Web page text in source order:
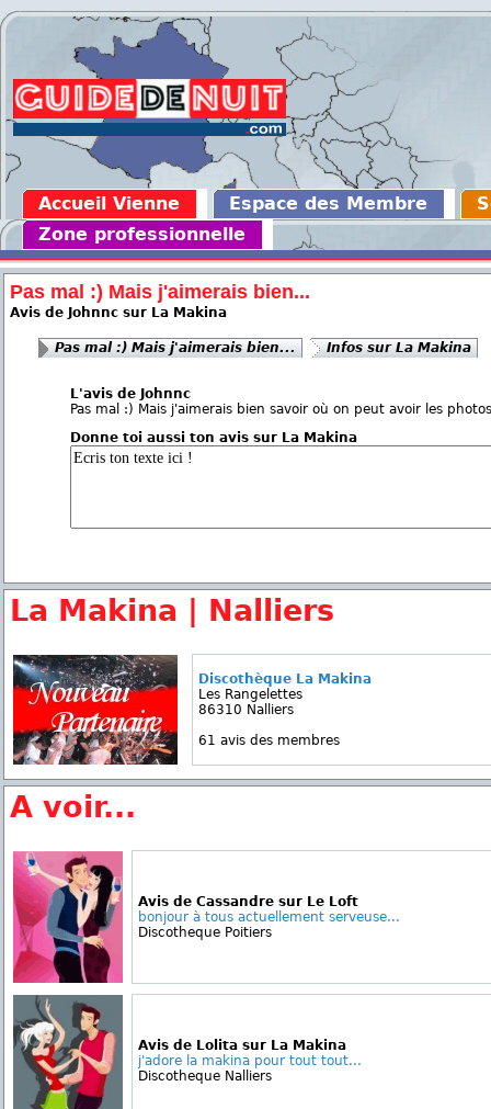
Accueil Vienne Espace des Membre
Zone professionnelle
Pas mal :) Mais j'aimerais bien...
Avis de Johnnc sur La Makina
Pas mal :) Mais j'aimerais bien... Infos sur La Makina
L'avis de Johnnc
Pas mal :) Mais j'aimerais bien savoir où on peut avoir les
Donne toi aussi ton avis sur La Makina
La Makina | Nalliers
Discothèque La Makina
Les Rangelettes
86310 Nalliers
61 avis des membres
A voir...
Avis de Cassandre sur Le Loft
bonjour à tous actuellement serveuse...
Discotheque Poitiers
Avis de Lolita sur La Makina
j'adore la makina pour tout tout...
Discotheque Nalliers